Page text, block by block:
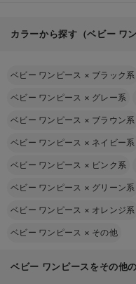
カラーから探す（ベビー ワン
ベビー ワンピース × ブラック系
ベビー ワンピース × グレー系
ベビー ワンピース × ブラウン系
ベビー ワンピース × ネイビー系
ベビー ワンピース × ピンク系
ベビー ワンピース × グリーン系
ベビー ワンピース × オレンジ系
ベビー ワンピース × その他
ベビー ワンピースをその他